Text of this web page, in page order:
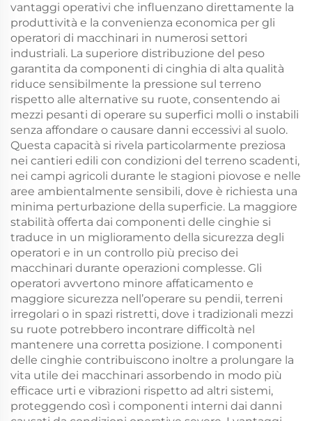
vantaggi operativi che influenzano direttamente la
produttività e la convenienza economica per gli
operatori di macchinari in numerosi settori
industriali. La superiore distribuzione del peso
garantita da componenti di cinghia di alta qualità
riduce sensibilmente la pressione sul terreno
rispetto alle alternative su ruote, consentendo ai
mezzi pesanti di operare su superfici molli o instabili
senza affondare o causare danni eccessivi al suolo.
Questa capacità si rivela particolarmente preziosa
nei cantieri edili con condizioni del terreno scadenti,
nei campi agricoli durante le stagioni piovose e nelle
aree ambientalmente sensibili, dove è richiesta una
minima perturbazione della superficie. La maggiore
stabilità offerta dai componenti delle cinghie si
traduce in un miglioramento della sicurezza degli
operatori e in un controllo più preciso dei
macchinari durante operazioni complesse. Gli
operatori avvertono minore affaticamento e
maggiore sicurezza nell’operare su pendii, terreni
irregolari o in spazi ristretti, dove i tradizionali mezzi
su ruote potrebbero incontrare difficoltà nel
mantenere una corretta posizione. I componenti
delle cinghie contribuiscono inoltre a prolungare la
vita utile dei macchinari assorbendo in modo più
efficace urti e vibrazioni rispetto ad altri sistemi,
proteggendo così i componenti interni dai danni